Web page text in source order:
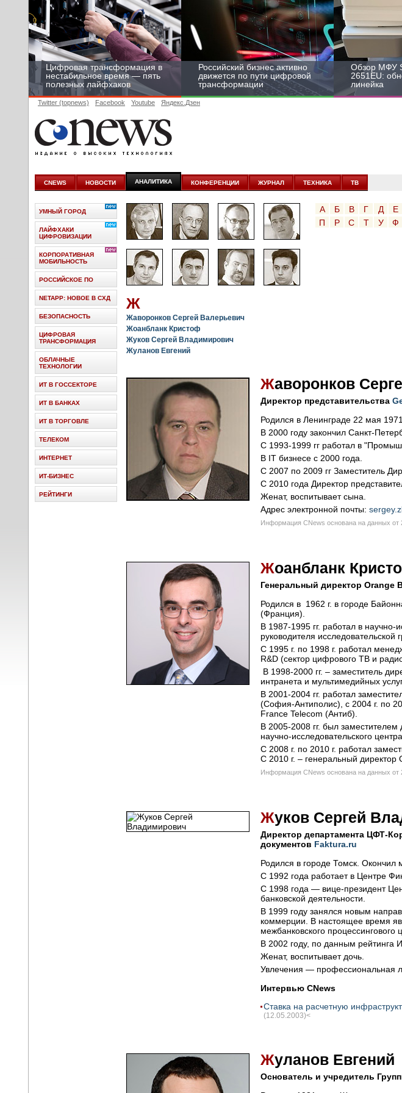
Цифровая трансформация в
нестабильное время — пять
полезных лайфхаков
Российский бизнес активно
движется по пути цифровой
трансформации
Обзор МФУ
2651EU:
линейка
Twitter (topnews) Facebook Youtube Яндекс.Дзен
CNEWS НОВОСТИ АНАЛИТИКА КОНФЕРЕНЦИИ ЖУРНАЛ ТЕХНИКА ТВ
А Б В Г Д Е
П
Р С Т У Ф
Ж
Жаворонков Сергей Валерьевич
Жоанбланк Кристоф
Жуков Сергей Владимирович
Жуланов Евгений
Жаворонков
Директор представительства
Родился в Ленинграде 22 мая
В 2000 году закончил Санкт-
С 1993-1999 гг работал в
В IT бизнесе с 2000 года.
С 2007 по 2009 гг Заместитель
С 2010 года Директор
Женат, воспитывает сына.
Адрес электронной почты:
Информация CNews основана на данных от
Жоанбланк
Генеральный директор Orange
Родился в 1962 г. в городе
(Франция).
В 1987-1995 гг. работал в
руководителя исследовательской
С 1995 г. по 1998 г. работал
R&D (сектор цифрового ТВ и
В 1998-2000 гг. – заместитель
интранета и мультимедийных
В 2001-2004 гг. работал
(София-Антиполис), с 2004 г. по
France Telecom (Антиб).
В 2005-2008 гг. был
научно-исследовательского
С 2008 г. по 2010 г. работал
С 2010 г. – генеральный
Информация CNews основана на данных от
Жуков Сергей
Директор департамента ЦФТ-
документов Faktura.ru
Родился в городе Томск. Окончил
С 1992 года работает в Центре
С 1998 года — вице-президент
банковской деятельности.
В 1999 году занялся новым
коммерции. В настоящее время
межбанковского процессингового
В 2002 году, по данным рейтинга
Женат, воспитывает дочь.
Увлечения — профессиональная
Интервью CNews
Ставка на расчетную
(12.05.2003)<
Жуланов Евгений
Основатель и учредитель
УМНЫЙ ГОРОД
ЛАЙФХАКИ
ЦИФРОВИЗАЦИИ
КОРПОРАТИВНАЯ
МОБИЛЬНОСТЬ
РОССИЙСКОЕ ПО
NETAPP: НОВОЕ В СХД
БЕЗОПАСНОСТЬ
ЦИФРОВАЯ
ТРАНСФОРМАЦИЯ
ОБЛАЧНЫЕ
ТЕХНОЛОГИИ
ИТ В ГОССЕКТОРЕ
ИТ В БАНКАХ
ИТ В ТОРГОВЛЕ
ТЕЛЕКОМ
ИНТЕРНЕТ
ИТ-БИЗНЕС
РЕЙТИНГИ